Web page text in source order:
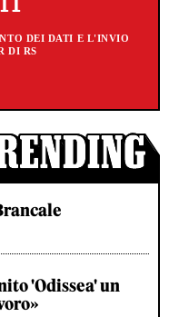
DEI DATI E L'INVIO
DI RS
'Odissea' un